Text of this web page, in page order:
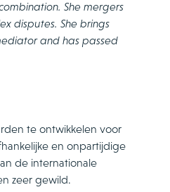
She mergers
disputes. She brings
and has passed
te ontwikkelen voor
en onpartijdige
de internationale
zeer gewild.